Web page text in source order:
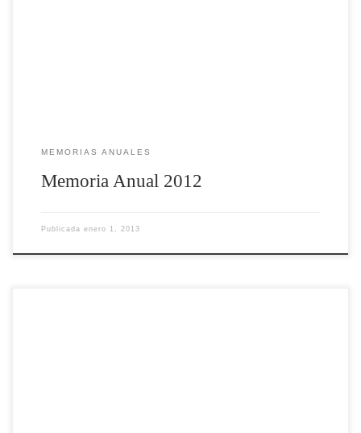
MEMORIAS ANUALES
Memoria Anual 2012
Publicada enero 1, 2013